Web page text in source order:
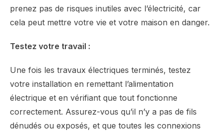
prenez pas de risques inutiles avec l’électricité, car
cela peut mettre votre vie et votre maison en danger.
Testez votre travail :
Une fois les travaux électriques terminés, testez
votre installation en remettant l’alimentation
électrique et en vérifiant que tout fonctionne
correctement. Assurez-vous qu’il n’y a pas de fils
dénudés ou exposés, et que toutes les connexions